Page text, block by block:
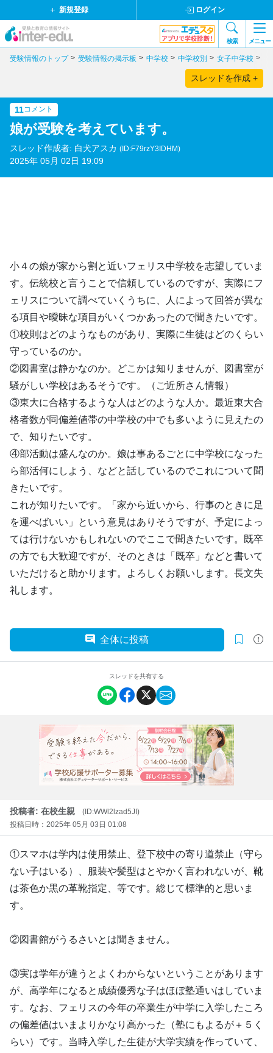
新規登録 ログイン
検索 メニュー
受験情報のトップ 受験情報の掲示板 中学校 中学校別 女子中学校
スレッドを作成 +
11コメント
娘が受験を考えています。
スレッド作成者: 白犬アスカ (ID:F79rzY3IDHM)
2025年 05月 02日 19:09
小４の娘が家から割と近いフェリス中学校を志望していま
す。伝統校と言うことで信頼しているのですが、実際にフ
ェリスについて調べていくうちに、人によって回答が異な
る項目や曖昧な項目がいくつかあったので聞きたいです。
①校則はどのようなものがあり、実際に生徒はどのくらい
守っているのか。
②図書室は静かなのか。どこかは知りませんが、図書室が
騒がしい学校はあるそうです。（ご近所さん情報）
③東大に合格するような人はどのような人か。最近東大合
格者数が同偏差値帯の中学校の中でも多いように見えたの
で、知りたいです。
④部活動は盛んなのか。娘は事あるごとに中学校になった
ら部活何にしよう、などと話しているのでこれについて聞
きたいです。
これが知りたいです。「家から近いから、行事のときに足
を運べばいい」という意見はありそうですが、予定によっ
ては行けないかもしれないのでここで聞きたいです。既卒
の方でも大歓迎ですが、そのときは「既卒」などと書いて
いただけると助かります。よろしくお願いします。長文失
礼します。
全体に投稿
スレッドを共有する
投稿者: 在校生親
(ID:WWl2lzad5JI)
投稿日時：2025年 05月 03日 01:08
①スマホは学内は使用禁止、登下校中の寄り道禁止（守ら
ない子はいる）、服装や髪型はとやかく言われないが、靴
は茶色か黒の革靴指定、等です。総じて標準的と思いま
す。
②図書館がうるさいとは聞きません。
③実は学年が違うとよくわからないということがあります
が、高学年になると成績優秀な子はほぼ塾通いはしていま
す。なお、フェリスの今年の卒業生が中学に入学したころ
の偏差値はいまよりかなり高かった（塾にもよるが＋５く
らい）です。当時入学した生徒が大学実績を作っていて、